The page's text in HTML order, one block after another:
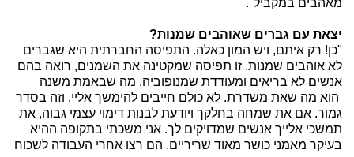
יצאת עם גברים שאוהבים שמנות?
"כן! רק איתם, ויש המון כאלה. התפיסה החברתית היא שגברים
לא אוהבים שמנות. זו תפיסה שמקטינה את השמנים, רואה בהם
אנשים לא בריאים ומעודדת שמנופוביה. מה שבאמת משנה
הוא מה שאת משדרת. לא כולם חייבים להימשך אליי, וזה בסדר
גמור. אם את שמחה בחלקך ויודעת לבנות דימוי עצמי גבוה, את
תמשכי אלייך אנשים שמדויקים לך. אני משכתי בתקופה ההיא
בעיקר מאמני כושר מאוד שריריים. הם רצו אחרי העבודה לשכוח